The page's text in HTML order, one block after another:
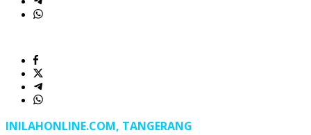
INILAHONLINE.COM, TANGERANG